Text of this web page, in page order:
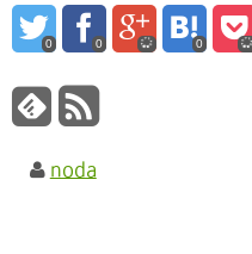
0 0 0
noda